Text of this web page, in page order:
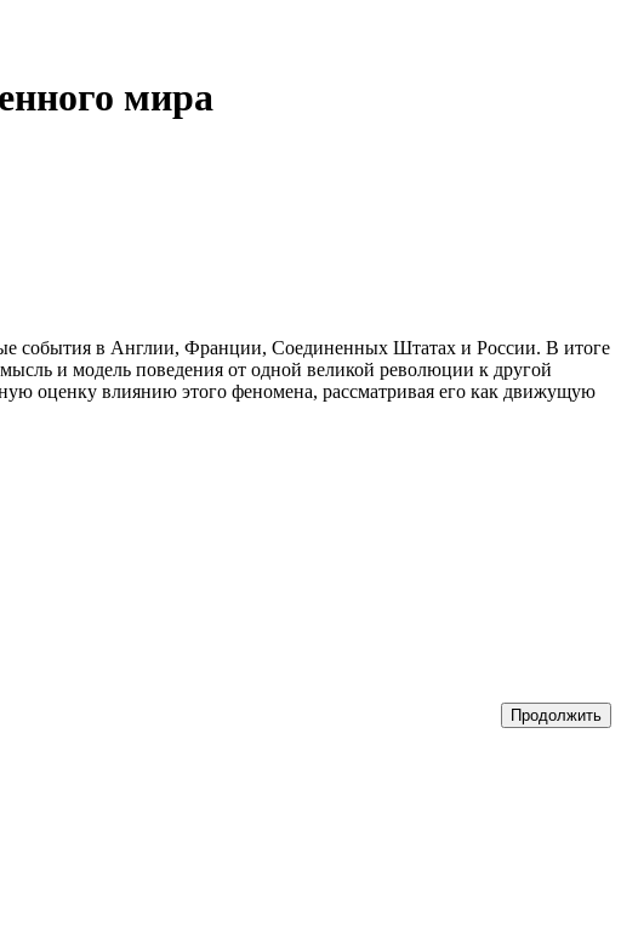
мира
события в Англии, Франции, Соединенных Штатах и России. В итоге
и модель поведения от одной великой революции к другой
оценку влиянию этого феномена, рассматривая его как движущую
Продолжить